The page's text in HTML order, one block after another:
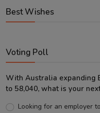
Best Wishes
Voting Poll
With Australia expanding
to 58,040, what is your
Looking for an employer